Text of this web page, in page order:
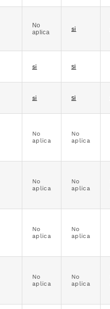
No
aplica
si
si si
si si
No
aplica
No
aplica
No
aplica
No
aplica
No
aplica
No
aplica
No
aplica
No
aplica